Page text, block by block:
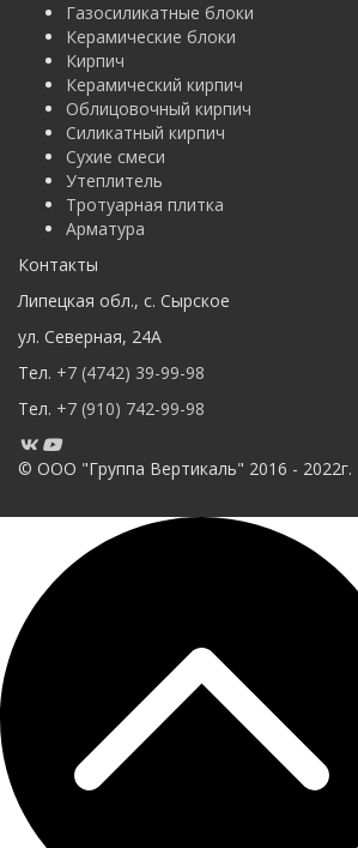
Газосиликатные блоки
Керамические блоки
Кирпич
Керамический кирпич
Облицовочный кирпич
Силикатный кирпич
Сухие смеси
Утеплитель
Тротуарная плитка
Арматура
Контакты
Липецкая обл., с. Cырское
ул. Северная, 24А
Тел. +7 (4742) 39-99-98
Тел. +7 (910) 742-99-98
© ООО "Группа Вертикаль" 2016 - 2022г.